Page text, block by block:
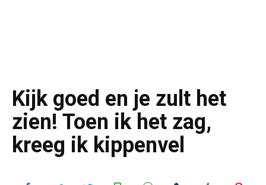
Kijk goed en je zult het
zien! Toen ik het zag,
kreeg ik kippenvel